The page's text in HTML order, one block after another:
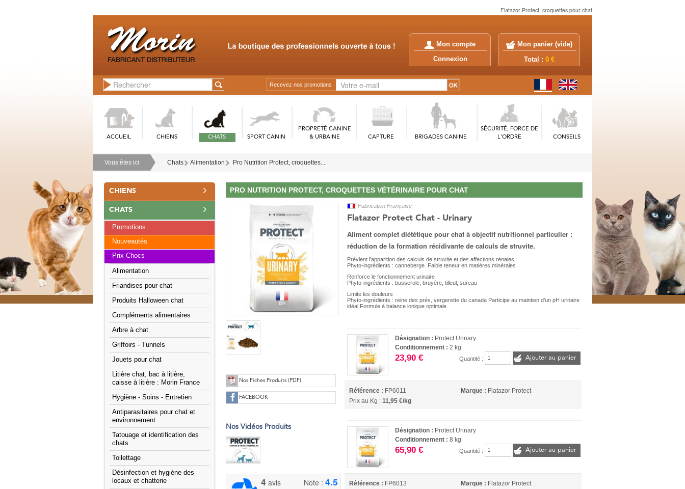
Flatazor Protect, croquettes pour chat
Mon compte
Connexion
Mon panier (vide)
Total : 0 €
Recevez nos promotions
ACCUEIL CHIENS CHATS SPORT CANIN
PROPRETÉ CANINE
& URBAINE
CAPTURE BRIGADES CANINE
SÉCURITÉ, FORCE DE
L'ORDRE
CONSEILS
Vous êtes ici Chats Alimentation Pro Nutrition Protect, croquettes...
CHIENS
CHATS
Promotions
Nouveautés
Prix Chocs
Alimentation
Friandises pour chat
Produits Halloween chat
Compléments alimentaires
Arbre à chat
Griffoirs - Tunnels
Jouets pour chat
Litière chat, bac à litière,
caisse à litière : Morin France
Hygiène - Soins - Entretien
Antiparasitaires pour chat et
environnement
Tatouage et identification des
chats
Toilettage
Désinfection et hygiène des
locaux et chatterie
PRO NUTRITION PROTECT, CROQUETTES VÉTÉRINAIRE POUR CHAT
Nos Fiches Produits (PDF)
FACEBOOK
Nos Vidéos Produits
4 avis Note :4.5
Fabrication Française
Flatazor Protect Chat - Urinary
Aliment complet diététique pour chat à objectif nutritionnel particulier :
réduction de la formation récidivante de calculs de struvite.
Prévient l’apparition des calculs de struvite et des affections rénales
Phyto-ingrédients : canneberge. Faible teneur en matières minérales
Renforce le fonctionnement urinaire
Phyto-ingrédients : busserole, bruyère, tilleul, sureau
Limite les douleurs
Phyto-ingrédients : reine des prés, vergerette du canada Participe au maintien d’un pH urinaire
idéal Formule à balance ionique optimale
Désignation : Protect Urinary
Conditionnement :2 kg
23,90 € Quantité : Ajouter au panier
Référence : FP6011 Marque : Flatazor Protect
Prix au Kg :11,95 €/kg
Désignation : Protect Urinary
Conditionnement :8 kg
65,90 € Quantité : Ajouter au panier
Référence : FP6013 Marque : Flatazor Protect